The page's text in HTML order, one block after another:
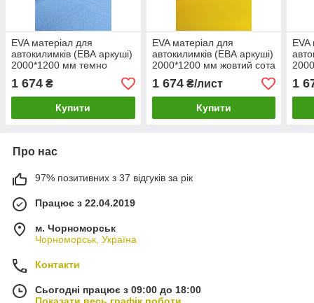
EVA матеріал для
автокилимків (ЕВА аркуші)
2000*1200 мм темно
-синій сота
1 674 ₴
Купити
EVA матеріал для
автокилимків (ЕВА аркуші)
2000*1200 мм жовтий сота
1 674₴/лист
Купити
EVA
Line
1
Про нас
97% позитивних з 37 відгуків за рік
Працює з 22.04.2019
м. Чорноморськ
Чорноморськ, Україна
Контакти
Сьогодні працює з 09:00 до 18:00